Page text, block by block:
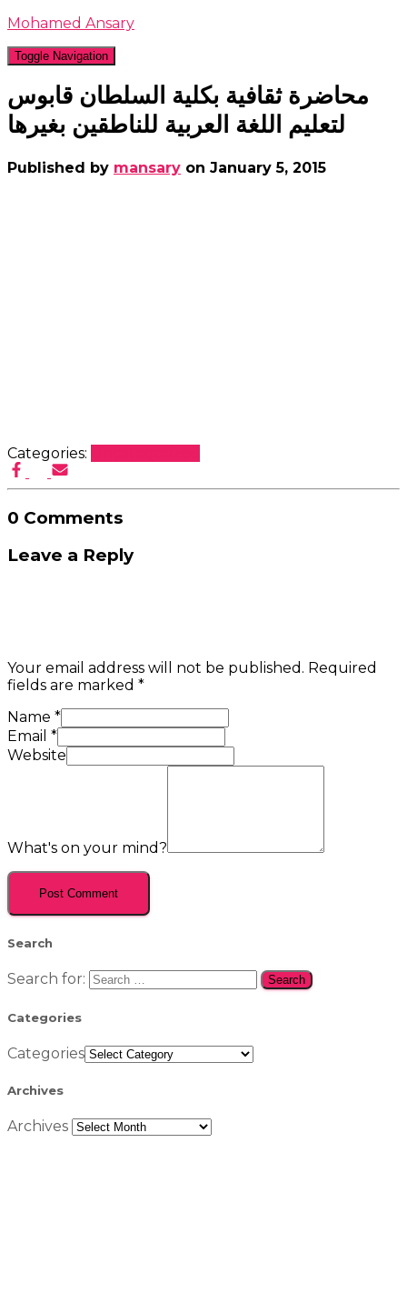
Mohamed Ansary
Toggle Navigation
محاضرة ثقافية بكلية السلطان قابوس
لتعليم اللغة العربية للناطقين بغيرها
Published by mansary on January 5, 2015
Categories:
0 Comments
Leave a Reply
Your email address will not be published. Required
fields are marked *
Name *
Email *
Website
What's on your mind?
Search
Search for:
Categories
Categories
Archives
Archives